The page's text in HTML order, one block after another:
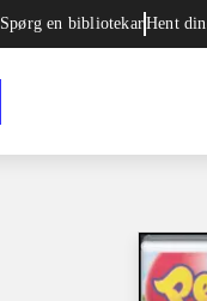
Spørg en bibliotekarHent